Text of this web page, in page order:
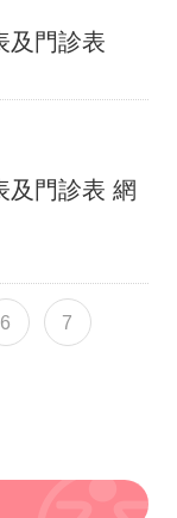
及門診表
及門診表 網
6 7